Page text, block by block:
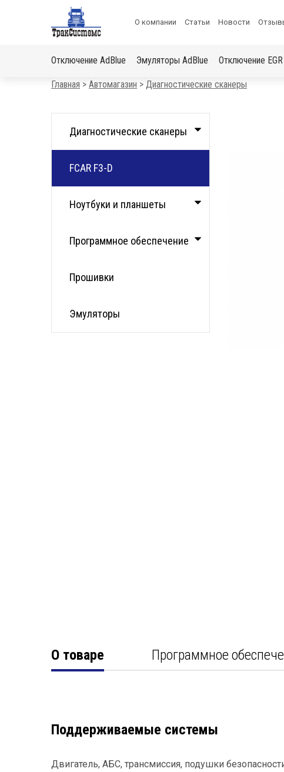
Меню
шапке
О компании Статьи Новости
Основная
Отключение AdBlue Эмуляторы AdBlue Отключение EGR
Строка
Главная Автомагазин Диагностические сканеры
Диагностические сканеры
FCAR F3-D
Ноутбуки и планшеты
Программное обеспечение
Прошивки
Эмуляторы
О товаре Программное
Поддерживаемые системы
Двигатель, АБС, трансмиссия, подушки
на отключение автомобиля»